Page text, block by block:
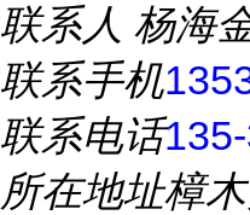
联系人 杨海
联系手机
联系电话
所在地址樟